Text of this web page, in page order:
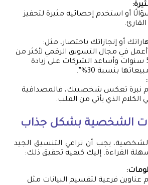
أو استخدم إحصائية مثيرة لتحفيز
أو إنجازاتك باختصار، مثل:
“أعمل في مجال التسويق الرقمي لأكثر من
5 سنوات وأساعد الشركات على زيادة
بنسبة 30%”.
نبرة تعكس شخصيتك، فالمصداقية
الكلام الذي يأتي من القلب.
الشخصية بشكل جذاب
الشخصية، يجب أن تراعي التنسيق الجيد
القراءة. إليك كيفية تحقيق ذلك:
عناوين فرعية لتقسيم البيانات مثل